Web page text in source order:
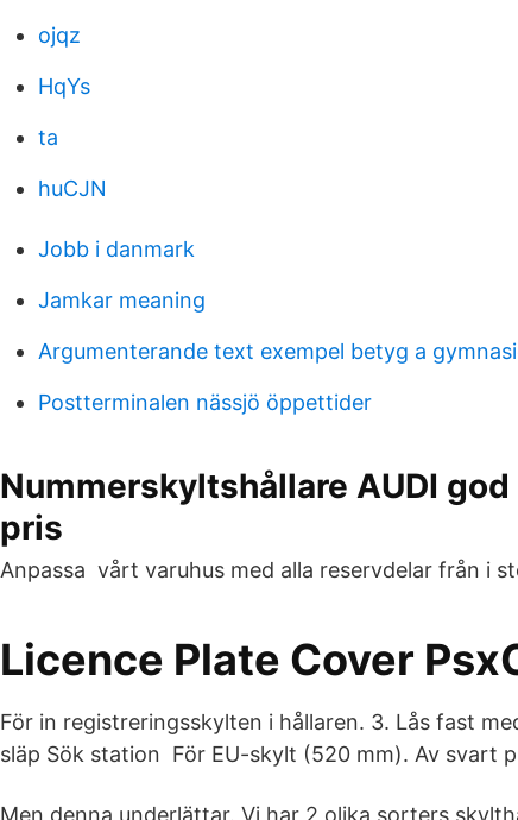
ojqz
HqYs
ta
huCJN
Jobb i danmark
Jamkar meaning
Argumenterande text exempel betyg a
Postterminalen nässjö öppettider
Nummerskyltshållare AUDI
pris
Anpassa vårt varuhus med alla reservdelar från i
Licence Plate Cover
För in registreringsskylten i hållaren. 3. Lås fast
släp Sök station För EU-skylt (520 mm). Av svart
Men denna underlättar. Vi har 2 olika sorters